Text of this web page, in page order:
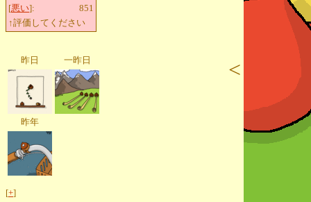
[悪い]:
851
↑評価してください
昨日 一昨日
昨年
[+]
<